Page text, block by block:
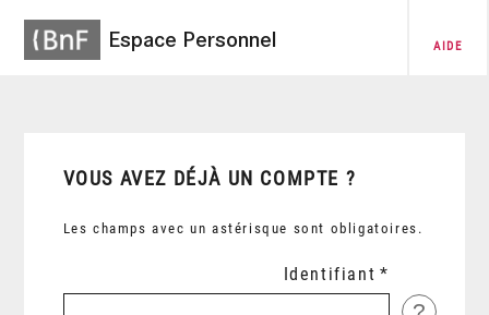
Espace Personnel AIDE
VOUS AVEZ DÉJÀ UN COMPTE ?
Les champs avec un astérisque sont obligatoires.
Identifiant